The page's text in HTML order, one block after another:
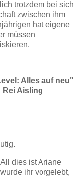
trotzdem bei sich
zwischen ihm
hat eigene
müssen
Alles auf neu"
Rei Aisling
dies ist Ariane
ihr vorgelebt,